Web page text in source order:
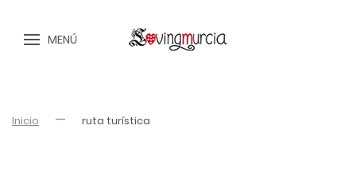
MENÚ
Inicio ruta turística